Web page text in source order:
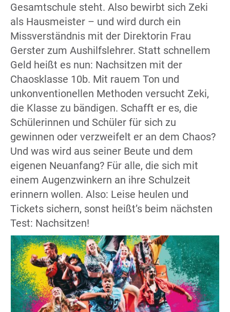
Gesamtschule steht. Also bewirbt sich Zeki
als Hausmeister – und wird durch ein
Missverständnis mit der Direktorin Frau
Gerster zum Aushilfslehrer. Statt schnellem
Geld heißt es nun: Nachsitzen mit der
Chaosklasse 10b. Mit rauem Ton und
unkonventionellen Methoden versucht Zeki,
die Klasse zu bändigen. Schafft er es, die
Schülerinnen und Schüler für sich zu
gewinnen oder verzweifelt er an dem Chaos?
Und was wird aus seiner Beute und dem
eigenen Neuanfang? Für alle, die sich mit
einem Augenzwinkern an ihre Schulzeit
erinnern wollen. Also: Leise heulen und
Tickets sichern, sonst heißt’s beim nächsten
Test: Nachsitzen!